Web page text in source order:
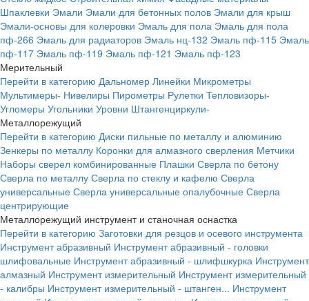
Шпаклевки Эмали Эмали для бетонных полов Эмали для крыш
Эмали-основы для колеровки Эмаль для пола Эмаль для пола
пф-266 Эмаль для радиаторов Эмаль нц-132 Эмаль пф-115 Эмаль
пф-117 Эмаль пф-119 Эмаль пф-121 Эмаль пф-123
Мерительный
Перейти в категорию Дальномер Линейки Микрометры
Мультимеры- Нивелиры Пирометры Рулетки Тепловизоры-
Угломеры Угольники Уровни Штангенциркули-
Металлорежущий
Перейти в категорию Диски пильные по металлу и алюминию
Зенкеры по металлу Коронки для алмазного сверления Метчики
Наборы сверел комбинированные Плашки Сверла по бетону
Сверла по металлу Сверла по стеклу и кафелю Сверла
универсальные Сверла универсальные опалубочные Сверла
центрирующие
Металлорежущий инструмент и станочная оснастка
Перейти в категорию Заготовки для резцов и осевого инструмента
Инструмент абразивный Инструмент абразивный - головки
шлифовальные Инструмент абразивный - шлифшкурка Инструмент
алмазный Инструмент измерительный Инструмент измерительный
- калибры Инструмент измерительный - штанген... Инструмент